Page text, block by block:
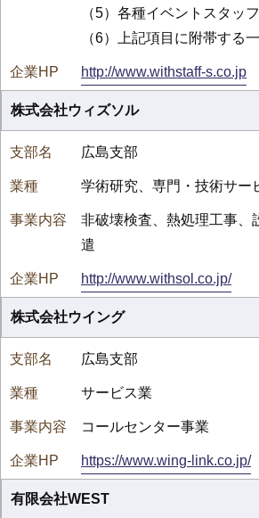
（5）各種イベントスタッ
（6）上記項目に附帯する
http://www.withstaff-s.co.jp
株式会社ウィズソル
広島支部
学術研究、専門・技術サー
非破壊検査、熱処理工事、
遣
http://www.withsol.co.jp/
株式会社ウイング
広島支部
サービス業
コールセンター事業
https://www.wing-link.co.jp/
有限会社WEST